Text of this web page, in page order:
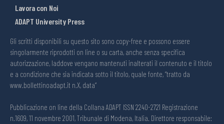
Lavora con Noi
ADAPT University Press
Gli scritti disponibili su questo sito sono copy-free e possono essere
singolarmente riprodotti on line o su carta, anche senza specifica
autorizzazione, laddove vengano mantenuti inalterati il contenuto e il titolo
e a condizione che sia indicata sotto il titolo, quale fonte, “tratto da
www.bollettinoadapt.it n.X, data“
Pubblicazione on line della Collana ADAPT ISSN 2240-2721 Registrazione
n.1609, 11 novembre 2001, Tribunale di Modena, Italia. Direttore responsabile: